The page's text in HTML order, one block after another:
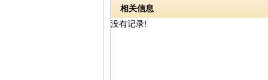
相关信息
没有记录!